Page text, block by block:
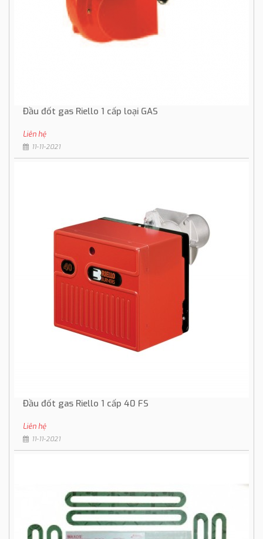
Đầu đốt gas Riello 1 cấp loại GAS
Liên hệ
11-11-2021
Đầu đốt gas Riello 1 cấp 40 FS
Liên hệ
11-11-2021